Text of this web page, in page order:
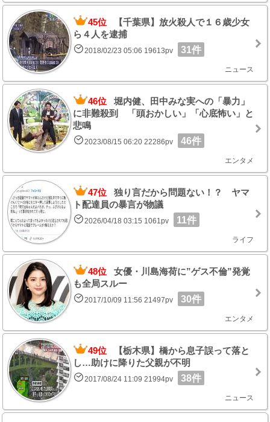
45位 【千葉県】放火殺人で１６歳少女
ら４人を逮捕
2018/02/23 05:06 19613pv 31件
ニュース
46位 堀内健、田中みな実への「暴力」
に非難殺到 「頭おかしい」「心底怖い」と
悲鳴
2023/08/15 06:20 22286pv 46件
エンタメ
47位 独り言だから問題ない！？ ヤマ
ト配達員の暴言が物議
2026/04/18 03:15 1061pv 11件
ライフ
48位 女優・川島海荷に”ゲス不倫”発覚
も全局スルー
2017/10/09 11:56 21497pv 30件
エンタメ
49位 【栃木県】橋から息子誤って落と
し…助けに降りた父親が不明
2017/08/24 11:09 21994pv 38件
ニュース